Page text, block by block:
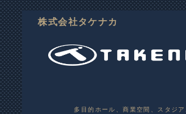
株式会社タケナカ
多目的ホール、商業空間、スタジア